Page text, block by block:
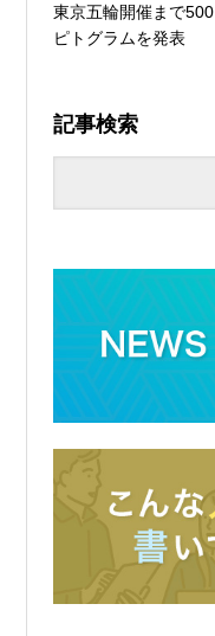
東京五輪開催まで
ピトグラムを発表
記事検索